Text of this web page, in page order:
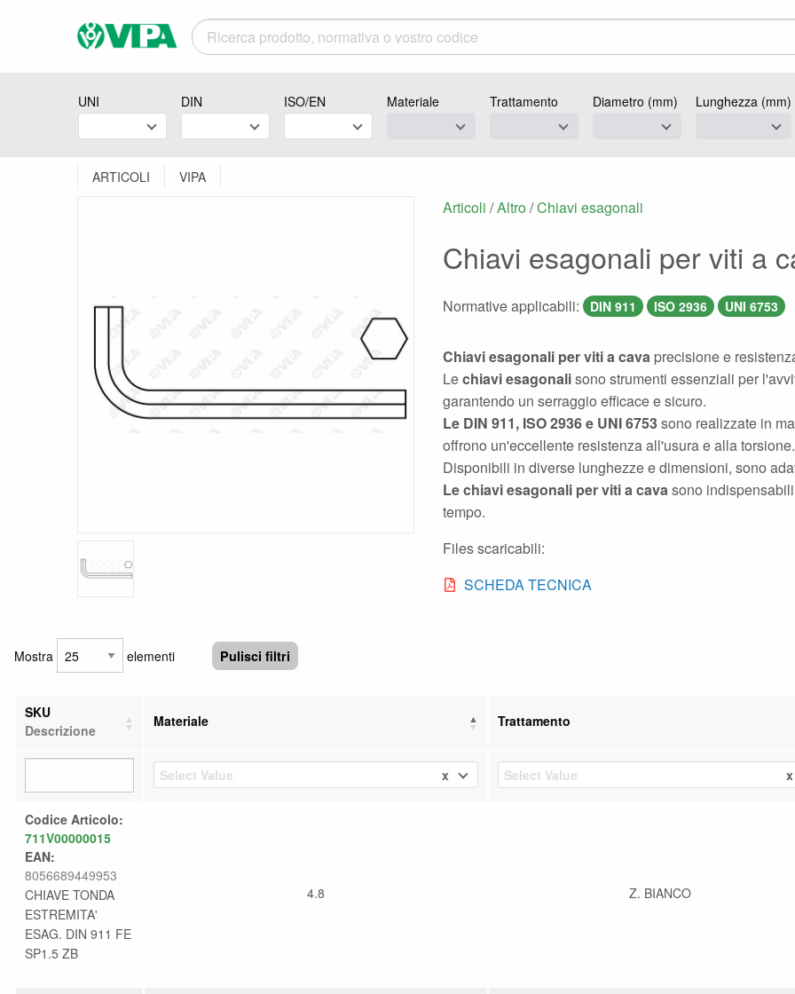
UNI DIN ISO/EN Materiale Trattamento Diametro (mm) Lunghezza (mm)
ARTICOLI VIPA
Articoli /Altro /Chiavi esagonali
Chiavi esagonali per viti a
Normative applicabili: DIN 911 ISO 2936 UNI 6753
Chiavi esagonali per viti a cava precisione e
Lechiavi esagonalisono strumenti essenziali per
garantendo un serraggio efficace e sicuro.
Le DIN 911, ISO 2936 e UNI 6753sono realizzate in
offrono un'eccellente resistenza all'usura e alla torsione.
Disponibili in diverse lunghezze e dimensioni, sono
Le chiavi esagonali per viti a cavasono
tempo.
Files scaricabili:
SCHEDA TECNICA
Mostra elementi Pulisci filtri
SKU
Descrizione
Materiale Trattamento
Select Value x Select Value x
Codice Articolo:
711V00000015
EAN:
8056689449953
CHIAVE TONDA
ESTREMITA'
ESAG. DIN 911 FE
SP1.5 ZB
4.8 Z. BIANCO